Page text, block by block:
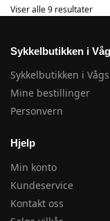
Viser alle 9 resultater
Sykkelbutikken i
Sykkelbutikken i
Mine bestillinger
Personvern
Hjelp
Min konto
Kundeservice
Kontakt oss